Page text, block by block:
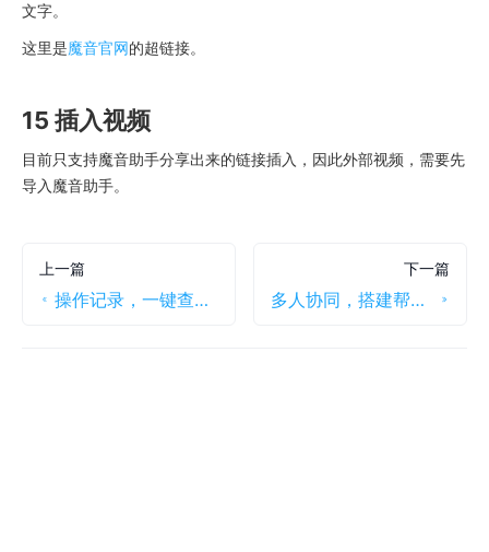
文字。
这里是魔音官网的超链接。
15 插入视频
目前只支持魔音助手分享出来的链接插入，因此外部视频，需要先
导入魔音助手。
上一篇
操作记录，一键查询，随时可以进行版本恢复
下一篇
多人协同，搭建帮助中心，提升工作效率